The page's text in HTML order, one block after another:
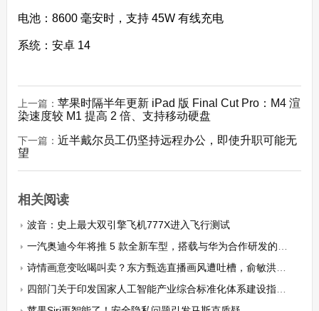
电池：8600 毫安时，支持 45W 有线充电
系统：安卓 14
上一篇： 苹果时隔半年更新 iPad 版 Final Cut Pro：M4 渲
染速度较 M1 提高 2 倍、支持移动硬盘
下一篇： 近半戴尔员工仍坚持远程办公，即使升职可能无
望
相关阅读
波音：史上最大双引擎飞机777X进入飞行测试
一汽奥迪今年将推 5 款全新车型，搭载与华为合作研发的高阶智驾
诗情画意变吆喝叫卖？东方甄选直播画风遭吐槽，俞敏洪都称“乱七八糟”
四部门关于印发国家人工智能产业综合标准化体系建设指南（2024版）的通知